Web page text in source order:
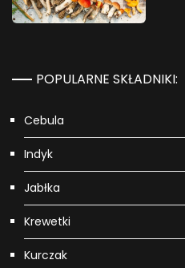
POPULARNE SKŁADNIKI:
Cebula
Indyk
Jabłka
Krewetki
Kurczak